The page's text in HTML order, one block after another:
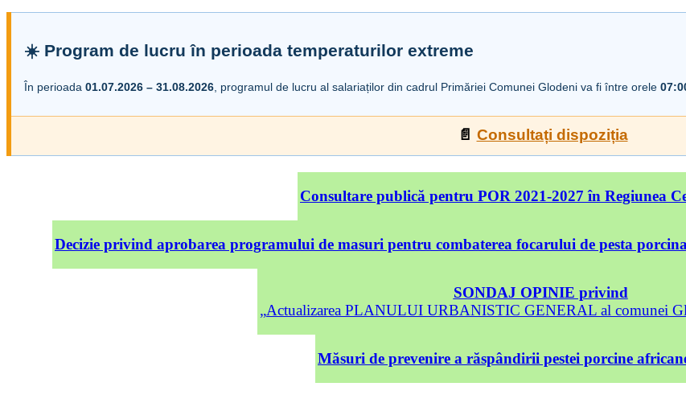
☀️ Program de lucru în perioada temperaturilor extreme
În perioada 01.07.2026 – 31.08.2026 , programul de lucru al salariaților din cadrul Primăriei Comunei Glodeni va fi între orele
📄 Consultați dispoziția
Consultare publică pentru POR 2021-2027 în Regiunea
Decizie privind aprobarea programului de masuri pentru combaterea focarului de pesta
SONDAJ OPINIE privind
„Actualizarea PLANULUI URBANISTIC GENERAL al comunei
Măsuri de prevenire a răspândirii pestei porcine